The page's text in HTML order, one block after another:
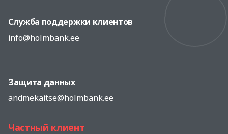
Служба поддержки клиентов
info@holmbank.ee
Защита данных
andmekaitse@holmbank.ee
Частный клиент